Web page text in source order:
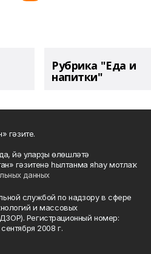
Рубрика "Еда и
напитки"
гәзите.
йә уларҙы өлөшләтә
гәзитенә һылтанма яһау мотлаҡ.
данных
службой по надзору в сфере
и массовых
Регистрационный номер:
2008 г.